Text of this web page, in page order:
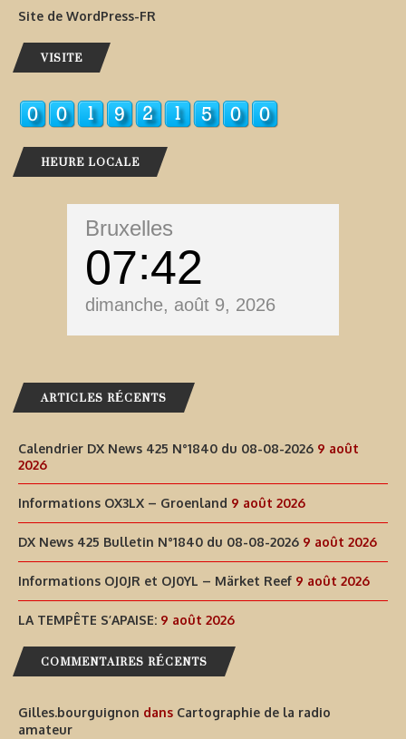
Site de WordPress-FR
VISITE
HEURE LOCALE
Bruxelles
07 42
dimanche, août 9, 2026
ARTICLES RÉCENTS
Calendrier DX News 425 N°1840 du 08-08-2026 9 août
2026
Informations OX3LX – Groenland 9 août 2026
DX News 425 Bulletin N°1840 du 08-08-2026 9 août 2026
Informations OJ0JR et OJ0YL – Märket Reef 9 août 2026
LA TEMPÊTE S’APAISE: 9 août 2026
COMMENTAIRES RÉCENTS
Gilles.bourguignon dans Cartographie de la radio
amateur